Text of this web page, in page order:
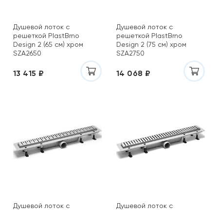
Душевой лоток с
решеткой PlastBrno
Design 2 (65 см) хром
SZA2650
13 415 ₽
Душевой лоток с
решеткой PlastBrno
Design 2 (75 см) хром
SZA2750
14 068 ₽
Душевой лоток с
Душевой лоток с